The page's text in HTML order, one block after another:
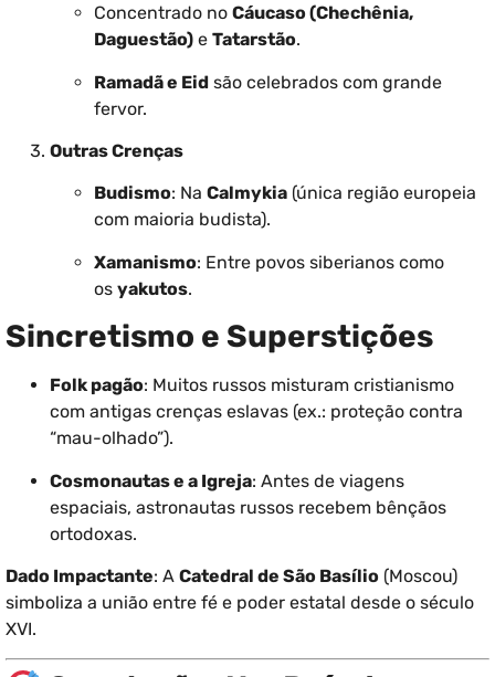
Concentrado no Cáucaso (Chechênia,
Daguestão) e Tatarstão.
Ramadã e Eid são celebrados com grande
fervor.
Outras Crenças
Budismo: Na Calmykia (única região europeia
com maioria budista).
Xamanismo: Entre povos siberianos como
os yakutos.
Sincretismo e Superstições
Folk pagão: Muitos russos misturam cristianismo
com antigas crenças eslavas (ex.: proteção contra
“mau-olhado”).
Cosmonautas e a Igreja: Antes de viagens
espaciais, astronautas russos recebem bênçãos
ortodoxas.
Dado Impactante: A Catedral de São Basílio (Moscou)
simboliza a união entre fé e poder estatal desde o século
XVI.